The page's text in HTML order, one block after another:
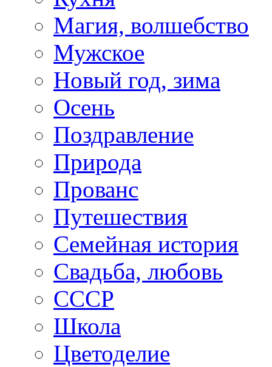
Магия, волшебство
Мужское
Новый год, зима
Осень
Поздравление
Природа
Прованс
Путешествия
Семейная история
Свадьба, любовь
СССР
Школа
Цветоделие